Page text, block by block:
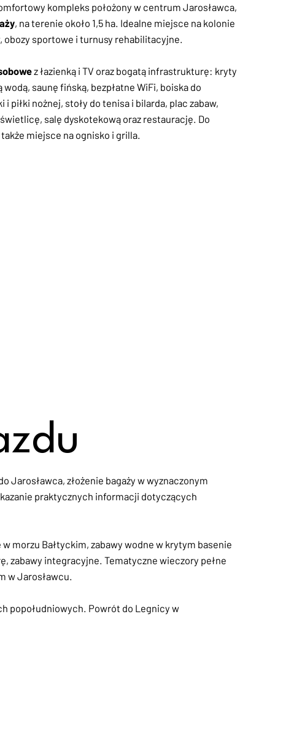
kompleks położony w centrum Jarosławca,
, na terenie około 1,5 ha. Idealne miejsce na kolonie
obozy sportowe i turnusy rehabilitacyjne.
z łazienką i TV oraz bogatą infrastrukturę: kryty
wodą, saunę fińską, bezpłatne WiFi, boiska do
piłki nożnej, stoły do tenisa i bilarda, plac zabaw,
salę dyskotekową oraz restaurację. Do
miejsce na ognisko i grilla.
Jarosławca, złożenie bagaży w wyznaczonym
praktycznych informacji dotyczących
morzu Bałtyckim, zabawy wodne w krytym basenie
zabawy integracyjne. Tematyczne wieczory pełne
w Jarosławcu.
popołudniowych. Powrót do Legnicy w